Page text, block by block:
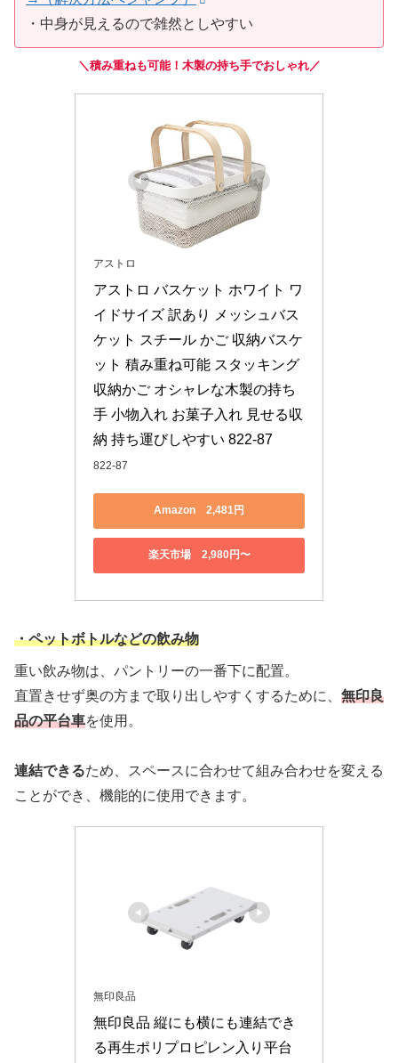
・中身が見えるので雑然としやすい
＼積み重ねも可能！木製の持ち手でおしゃれ／
アストロ
アストロ バスケット ホワイト ワ
イドサイズ 訳あり メッシュバス
ケット スチール かご 収納バスケ
ット 積み重ね可能 スタッキング
収納かご オシャレな木製の持ち
手 小物入れ お菓子入れ 見せる収
納 持ち運びしやすい 822-87
822-87
Amazon 2,481円
楽天市場 2,980円〜
・ペットボトルなどの飲み物
重い飲み物は、パントリーの一番下に配置。
直置きせず奥の方まで取り出しやすくするために、 無印良
品の平台車を使用。
連結できるため、スペースに合わせて組み合わせを変える
ことができ、機能的に使用できます。
無印良品
無印良品 縦にも横にも連結でき
る再生ポリプロピレン入り平台